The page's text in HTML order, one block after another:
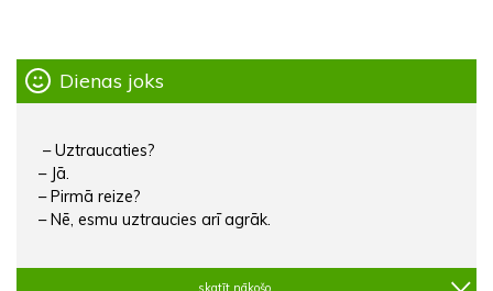
Dienas joks
– Uztraucaties?
– Jā.
– Pirmā reize?
– Nē, esmu uztraucies arī agrāk.
skatīt nākošo